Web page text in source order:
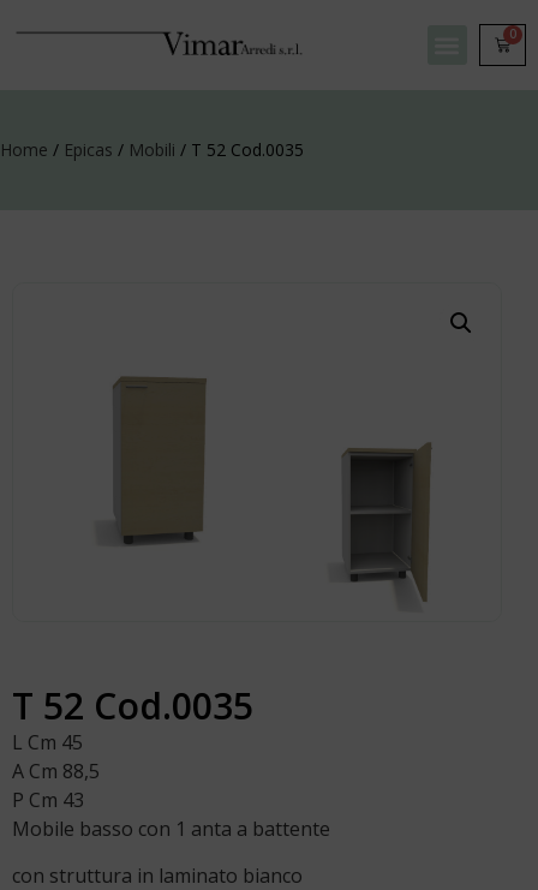
0
Home / Epicas / Mobili / T 52 Cod.0035
T 52 Cod.0035
L Cm 45
A Cm 88,5
P Cm 43
Mobile basso con 1 anta a battente
con struttura in laminato bianco